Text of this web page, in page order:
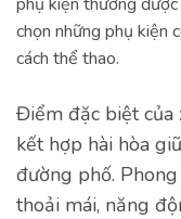
chọn những phụ kiện
cách thể thao.
Điểm đặc biệt của
kết hợp hài hòa
đường phố.
thoải mái, năng